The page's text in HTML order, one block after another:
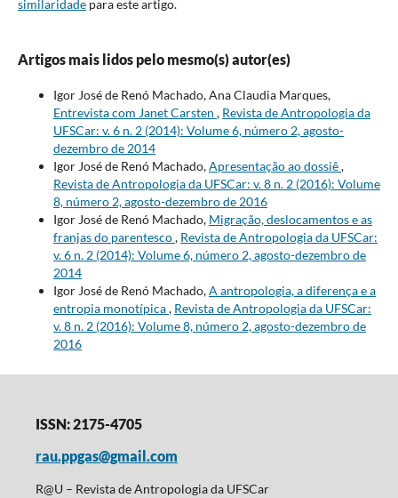
similaridadepara este artigo.
Artigos mais lidos pelo mesmo(s) autor(es)
Igor José de Renó Machado, Ana Claudia Marques,
Entrevista com Janet Carsten , Revista de Antropologia da
UFSCar: v. 6 n. 2 (2014): Volume 6, número 2, agosto-
dezembro de 2014
Igor José de Renó Machado,Apresentação ao dossiê,
Revista de Antropologia da UFSCar: v. 8 n. 2 (2016): Volume
8, número 2, agosto-dezembro de 2016
Igor José de Renó Machado, Migração, deslocamentos e as
franjas do parentesco, Revista de Antropologia da UFSCar:
v. 6 n. 2 (2014): Volume 6, número 2, agosto-dezembro de
2014
Igor José de Renó Machado,A antropologia, a diferença e a
entropia monotípica, Revista de Antropologia da UFSCar:
v. 8 n. 2 (2016): Volume 8, número 2, agosto-dezembro de
2016
ISSN: 2175-4705
rau.ppgas@gmail.com
R@U – Revista de Antropologia da UFSCar